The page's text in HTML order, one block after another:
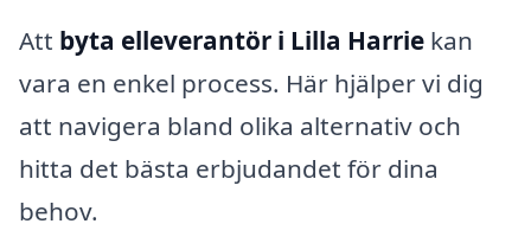
Att byta elleverantör i Lilla Harrie kan
vara en enkel process. Här hjälper vi dig
att navigera bland olika alternativ och
hitta det bästa erbjudandet för dina
behov.